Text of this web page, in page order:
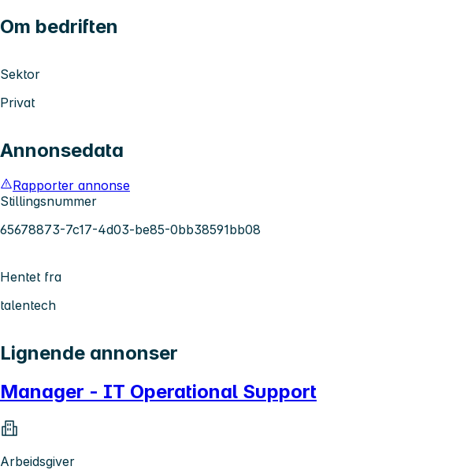
Om bedriften
Sektor
Privat
Annonsedata
Rapporter annonse
Stillingsnummer
65678873-7c17-4d03-be85-0bb38591bb08
Hentet fra
talentech
Lignende annonser
Manager - IT Operational Support
Arbeidsgiver